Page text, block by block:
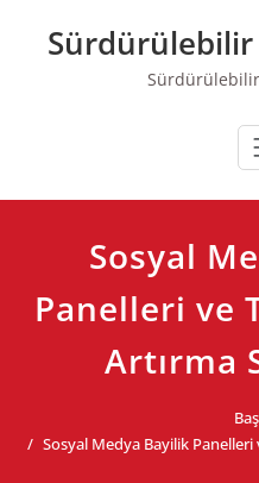
contentSürdürülebilir
Sürdürülebilir
Sosyal
Panelleri ve
Artırma
Sosyal Medya Bayilik